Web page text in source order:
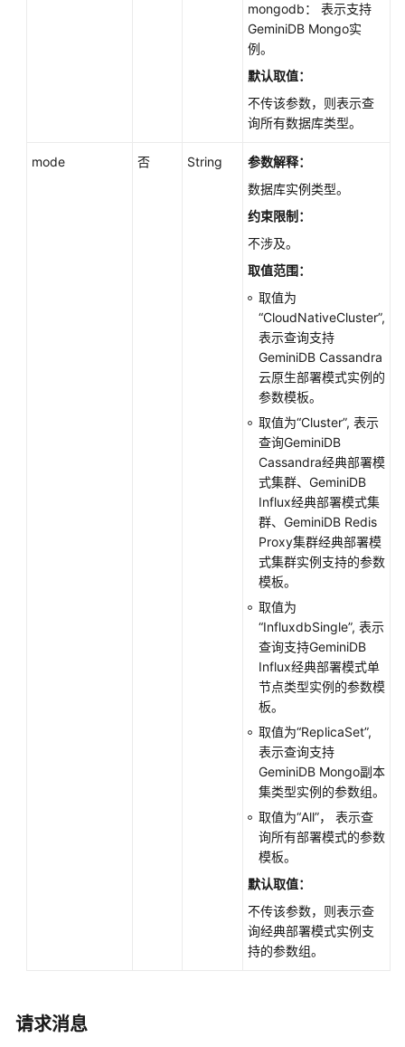
ModifyingParametersofaSpecifiedInstance
模
mongodb： 表示支持
GeminiDB Mongo实
例。
默认取值：
不传该参数，则表示查
询所有数据库类型。
mode 否 String
参数解释：
数据库实例类型。
约束限制：
不涉及。
取值范围：
取值为
“CloudNativeCluster”,
表示查询支持
GeminiDB Cassandra
云原生部署模式实例的
参数模板。
取值为“Cluster”, 表示
查询GeminiDB
Cassandra经典部署模
式集群、GeminiDB
Influx经典部署模式集
群、GeminiDB Redis
Proxy集群经典部署模
式集群实例支持的参数
模板。
取值为
“InfluxdbSingle”, 表示
查询支持GeminiDB
Influx经典部署模式单
节点类型实例的参数模
板。
取值为“ReplicaSet”,
表示查询支持
GeminiDB Mongo副本
集类型实例的参数组。
取值为“All”， 表示查
询所有部署模式的参数
模板。
默认取值：
不传该参数，则表示查
询经典部署模式实例支
持的参数组。
请求消息